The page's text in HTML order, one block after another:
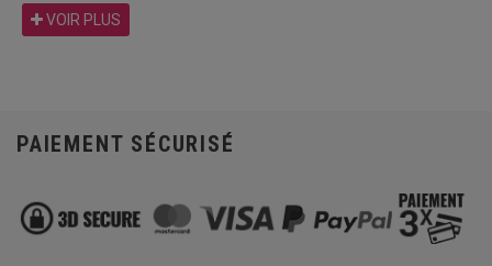
VOIR PLUS
PAIEMENT SÉCURISÉ